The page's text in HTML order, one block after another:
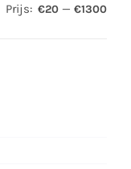
Prijs: €20 — €1300